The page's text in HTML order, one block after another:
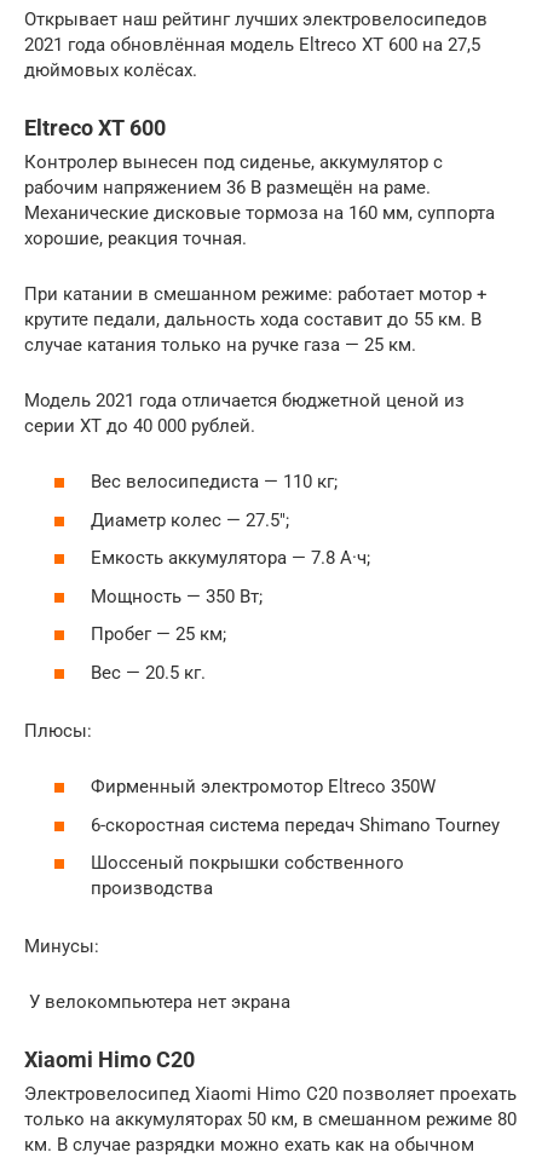
Открывает наш рейтинг лучших электровелосипедов
2021 года обновлённая модель Eltreco XT 600 на 27,5
дюймовых колёсах.
Eltreco XT 600
Контролер вынесен под сиденье, аккумулятор с
рабочим напряжением 36 В размещён на раме.
Механические дисковые тормоза на 160 мм, суппорта
хорошие, реакция точная.
При катании в смешанном режиме: работает мотор +
крутите педали, дальность хода составит до 55 км. В
случае катания только на ручке газа — 25 км.
Модель 2021 года отличается бюджетной ценой из
серии XT до 40 000 рублей.
Вес велосипедиста — 110 кг;
Диаметр колес — 27.5″;
Емкость аккумулятора — 7.8 А·ч;
Мощность — 350 Вт;
Пробег — 25 км;
Вес — 20.5 кг.
Плюсы:
Фирменный электромотор Eltreco 350W
6-скоростная система передач Shimano Tourney
Шоссеный покрышки собственного
производства
Минусы:
У велокомпьютера нет экрана
Xiaomi Himo C20
Электровелосипед Xiaomi Himo C20 позволяет проехать
только на аккумуляторах 50 км, в смешанном режиме 80
км. В случае разрядки можно ехать как на обычном